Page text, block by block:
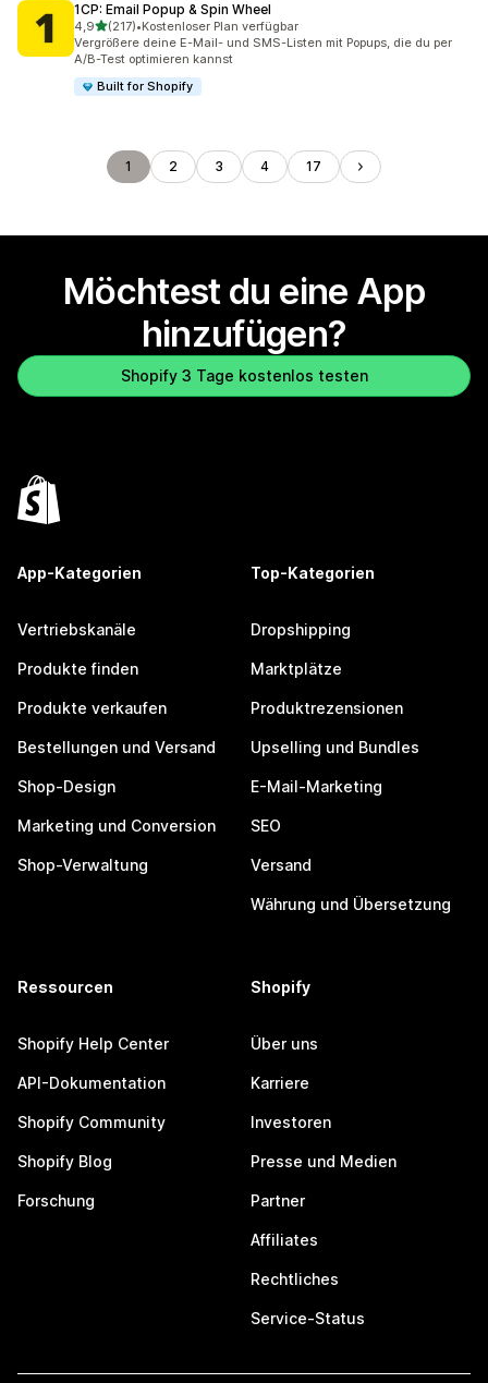
1CP: Email Popup & Spin Wheel
4,9von 5 Sternen
(217)
217 Rezensionen insgesamt
•Kostenloser Plan verfügbar
Vergrößere deine E-Mail- und SMS-Listen mit Popups, die du per
A/B-Test optimieren kannst
Built for Shopify
1 2 3 4 17
Möchtest du eine App
hinzufügen?
Shopify 3 Tage kostenlos testen
App-Kategorien
Vertriebskanäle
Produkte finden
Produkte verkaufen
Bestellungen und Versand
Shop-Design
Marketing und Conversion
Shop-Verwaltung
Top-Kategorien
Dropshipping
Marktplätze
Produktrezensionen
Upselling und Bundles
E-Mail-Marketing
SEO
Versand
Währung und Übersetzung
Ressourcen
Shopify Help Center
API-Dokumentation
Shopify Community
Shopify Blog
Forschung
Shopify
Über uns
Karriere
Investoren
Presse und Medien
Partner
Affiliates
Rechtliches
Service-Status